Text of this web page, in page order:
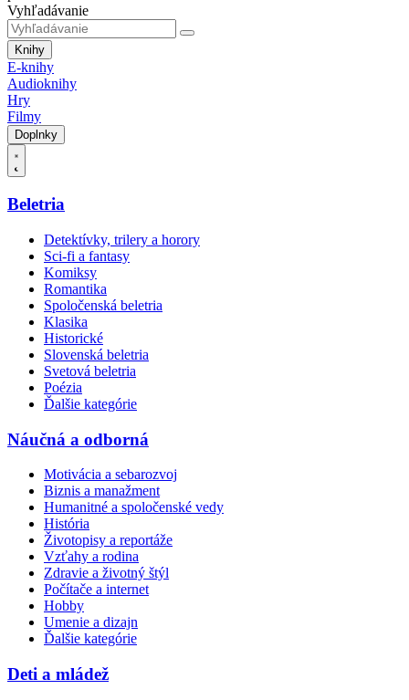
Vyhľadávanie
Knihy
E-knihy
Audioknihy
Hry
Filmy
Doplnky
Beletria
Detektívky, trilery a horory
Sci-fi a fantasy
Komiksy
Romantika
Spoločenská beletria
Klasika
Historické
Slovenská beletria
Svetová beletria
Poézia
Ďalšie kategórie
Náučná a odborná
Motivácia a sebarozvoj
Biznis a manažment
Humanitné a spoločenské vedy
História
Životopisy a reportáže
Vzťahy a rodina
Zdravie a životný štýl
Počítače a internet
Hobby
Umenie a dizajn
Ďalšie kategórie
Deti a mládež